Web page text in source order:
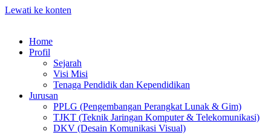
Lewati ke konten
Home
Profil
Sejarah
Visi Misi
Tenaga Pendidik dan Kependidikan
Jurusan
PPLG (Pengembangan Perangkat Lunak & Gim)
TJKT (Teknik Jaringan Komputer & Telekomunikasi)
DKV (Desain Komunikasi Visual)